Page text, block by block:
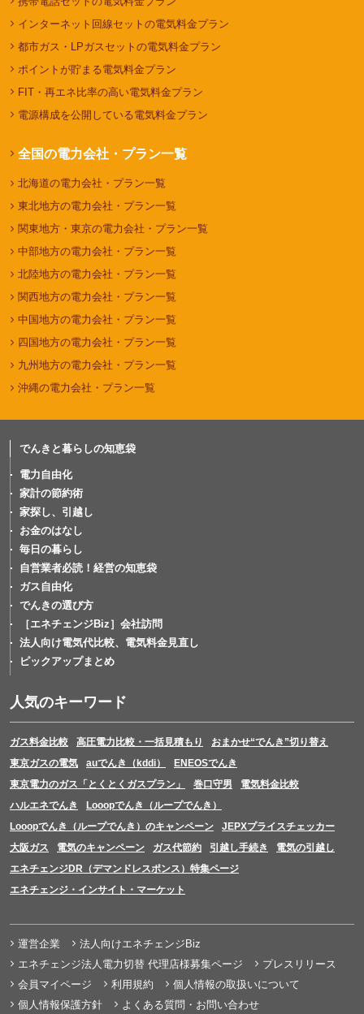
インターネット回線セットの電気料金プラン
都市ガス・LPガスセットの電気料金プラン
ポイントが貯まる電気料金プラン
FIT・再エネ比率の高い電気料金プラン
電源構成を公開している電気料金プラン
全国の電力会社・プラン一覧
北海道の電力会社・プラン一覧
東北地方の電力会社・プラン一覧
関東地方・東京の電力会社・プラン一覧
中部地方の電力会社・プラン一覧
北陸地方の電力会社・プラン一覧
関西地方の電力会社・プラン一覧
中国地方の電力会社・プラン一覧
四国地方の電力会社・プラン一覧
九州地方の電力会社・プラン一覧
沖縄の電力会社・プラン一覧
でんきと暮らしの知恵袋
電力自由化
家計の節約術
家探し、引越し
お金のはなし
毎日の暮らし
自営業者必読！経営の知恵袋
ガス自由化
でんきの選び方
［エネチェンジBiz］会社訪問
法人向け電気代比較、電気料金見直し
ピックアップまとめ
人気のキーワード
ガス料金比較 高圧電力比較・一括見積もり
おまかせ“でんき”切り替え
東京ガスの電気
auでんき（kddi）
ENEOSでんき
東京電力のガス「とくとくガスプラン」
巻口守男
電気料金比較
ハルエネでんき
Looopでんき（ループでんき）
Looopでんき（ループでんき）のキャンペーン
JEPXプライスチェッカー
大阪ガス
電気のキャンペーン ガス代節約 引越し手続き
電気の引越し
エネチェンジDR（デマンドレスポンス）特集ページ
エネチェンジ・インサイト・マーケット
運営企業
法人向けエネチェンジBiz
エネチェンジ法人電力切替 代理店様募集ページ
プレスリリース
会員マイページ
利用規約
個人情報の取扱いについて
個人情報保護方針
よくある質問・お問い合わせ